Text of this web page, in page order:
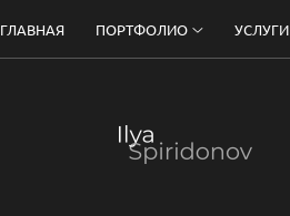
ГЛАВНАЯ ПОРТФОЛИО УСЛУГИ